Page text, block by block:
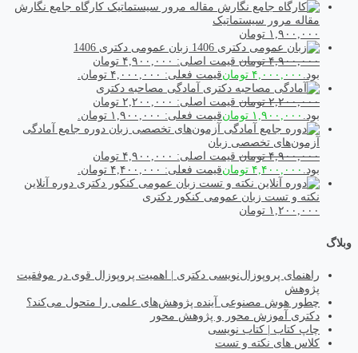
کارگاه جامع نگارش
مقاله مرور سیستماتیک
۱,۹۰۰,۰۰۰ تومان
زبان عمومی دکتری 1406
۴,۹۰۰,۰۰۰ تومان
قیمت اصلی: ۴,۹۰۰,۰۰۰ تومان
بود. ۴,۰۰۰,۰۰۰ تومانقیمت فعلی: ۴,۰۰۰,۰۰۰ تومان.
آمادگی مصاحبه دکتری
۲,۲۰۰,۰۰۰ تومان
قیمت اصلی: ۲,۲۰۰,۰۰۰ تومان
بود. ۱,۹۰۰,۰۰۰ تومانقیمت فعلی: ۱,۹۰۰,۰۰۰ تومان.
دوره جامع آمادگی
آزمون‌های تخصصی زبان
۴,۹۰۰,۰۰۰ تومان
قیمت اصلی: ۴,۹۰۰,۰۰۰ تومان
بود. ۴,۴۰۰,۰۰۰ تومانقیمت فعلی: ۴,۴۰۰,۰۰۰ تومان.
دوره آنلاین
نکته و تست زبان عمومی کنکور دکتری
۱,۲۰۰,۰۰۰ تومان
وبلاگ
راهنمای پروپوزال‌نویسی دکتری | اهمیت پروپوزال قوی در موفقیت
پژوهش
چطور هوش مصنوعی آینده پژوهش‌های علمی را متحول می‌کند؟
دکتری آموزش محور و پژوهش محور
چاپ کتاب | کتاب نویسی
کلاس های نکته و تست